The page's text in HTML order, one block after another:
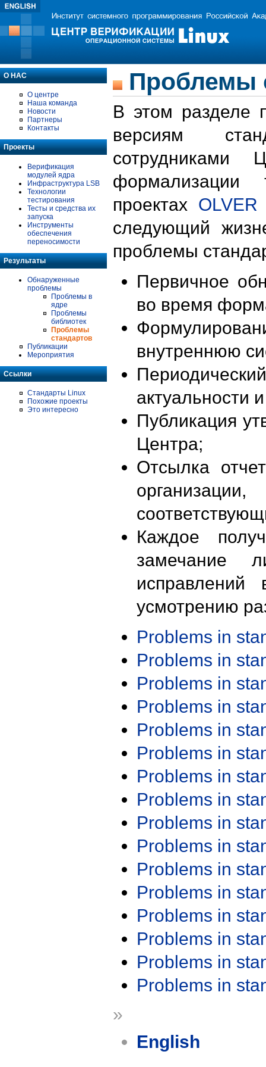
О НАС
О центре
Наша команда
Новости
Партнеры
Контакты
Проекты
Верификация
модулей ядра
Инфраструктура LSB
Технологии
тестирования
Тесты и средства их
запуска
Инструменты
обеспечения
переносимости
Результаты
Обнаруженные
проблемы
Проблемы в
ядре
Проблемы
библиотек
Проблемы
стандартов
Публикации
Мероприятия
Ссылки
Стандарты Linux
Похожие проекты
Это интересно
Проблемы
В этом разделе
версиям
формализации
проектах OLVER
следующий
проблемы
Первичное
во время
внутреннюю
актуальности
Публикация
Центра;
Отсылка
Каждое
замечание
исправлений
усмотрению
Problems in
Problems in
Problems in
Problems in
Problems in
Problems in
Problems in
Problems in
Problems in
Problems in
Problems in
Problems in
Problems in
Problems in
Problems in
Problems in
»
English